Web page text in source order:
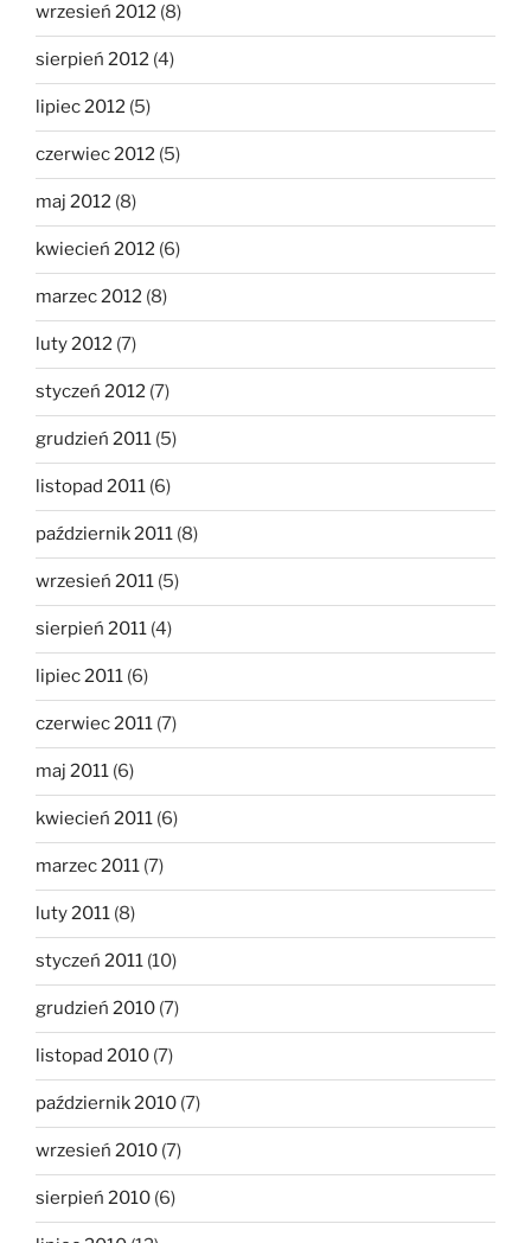
wrzesień 2012 (8)
sierpień 2012 (4)
lipiec 2012 (5)
czerwiec 2012 (5)
maj 2012 (8)
kwiecień 2012 (6)
marzec 2012 (8)
luty 2012 (7)
styczeń 2012 (7)
grudzień 2011 (5)
listopad 2011 (6)
październik 2011 (8)
wrzesień 2011 (5)
sierpień 2011 (4)
lipiec 2011 (6)
czerwiec 2011 (7)
maj 2011 (6)
kwiecień 2011 (6)
marzec 2011 (7)
luty 2011 (8)
styczeń 2011 (10)
grudzień 2010 (7)
listopad 2010 (7)
październik 2010 (7)
wrzesień 2010 (7)
sierpień 2010 (6)